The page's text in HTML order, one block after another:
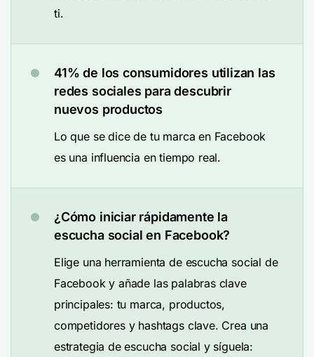
ti.
41% de los consumidores utilizan las
redes sociales para descubrir
nuevos productos
Lo que se dice de tu marca en Facebook
es una influencia en tiempo real.
¿Cómo iniciar rápidamente la
escucha social en Facebook?
Elige una herramienta de escucha social de
Facebook y añade las palabras clave
principales: tu marca, productos,
competidores y hashtags clave. Crea una
estrategia de escucha social y síguela: